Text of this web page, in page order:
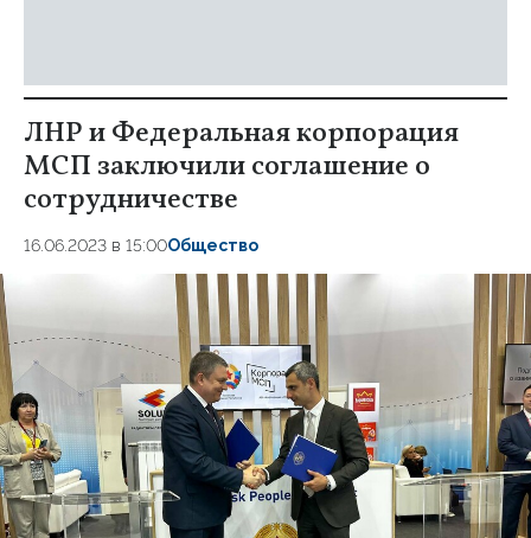
ЛНР и Федеральная корпорация
МСП заключили соглашение о
сотрудничестве
16.06.2023 в 15:00Общество